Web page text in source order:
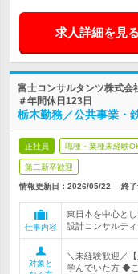
求人詳細を見る
富士コンサルタンツ株式会
＃年間休日123日
栃木勤務／公共事業・
正社員 職種・業種未経験
第二新卒歓迎
情報更新日：2026/05/22 終了
仕事内容
東日本を中心と
設計コンサルテ
対象と
＼未経験歓迎／
学んでいた方 ◆